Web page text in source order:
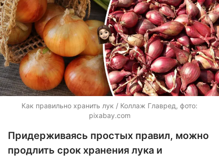
Как правильно хранить лук / Коллаж Главред, фото:
pixabay.com
Придерживаясь простых правил, можно
продлить срок хранения лука и